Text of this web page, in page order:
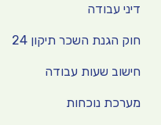
דיני עבודה
חוק הגנת השכר תיקון 24
חישוב שעות עבודה
מערכת נוכחות